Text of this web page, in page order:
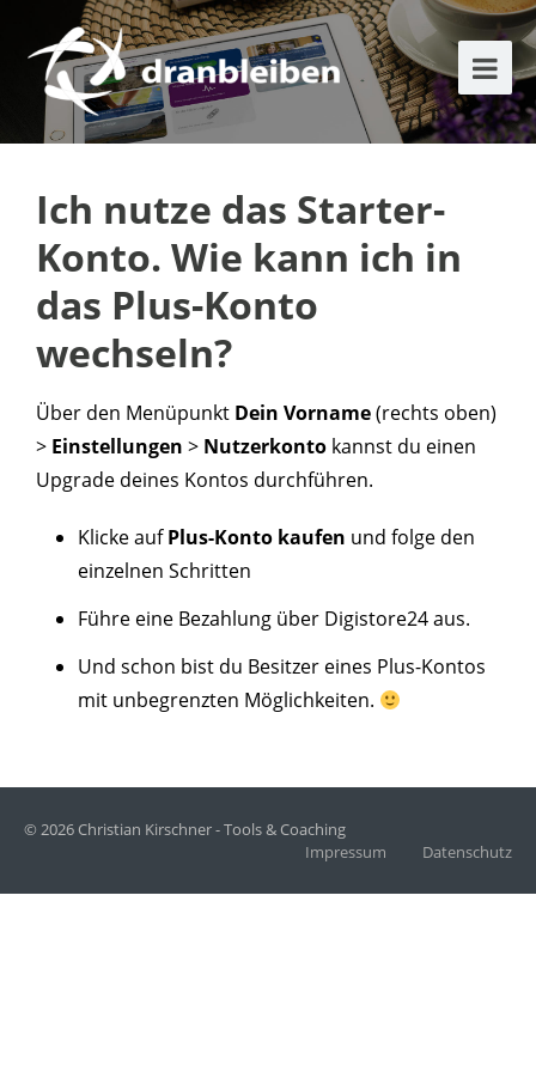
Ich nutze das Starter-
Konto. Wie kann ich in
das Plus-Konto
wechseln?
Über den Menüpunkt Dein Vorname(rechts oben)
> Einstellungen > Nutzerkonto kannst du einen
Upgrade deines Kontos durchführen.
Klicke aufPlus-Konto kaufen und folge den
einzelnen Schritten
Führe eine Bezahlung über Digistore24 aus.
Und schon bist du Besitzer eines Plus-Kontos
mit unbegrenzten Möglichkeiten.
© 2026 Christian Kirschner - Tools & Coaching
Impressum
Datenschutz